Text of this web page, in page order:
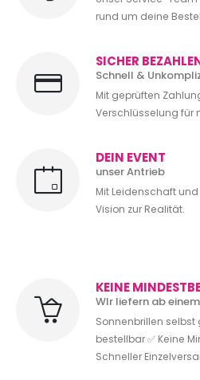
rund um deine
SICHER
Schnell &
Mit geprüften
Verschlüsselung für
DEIN EVENT
unser Antrieb
Mit Leidenschaft
Vision zur Realität.
KEINE
WIr liefern ab
Sonnenbrillen selbst
bestellbar ✅ Keine
Schneller